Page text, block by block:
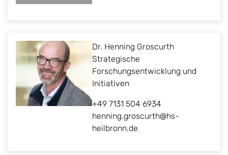
Dr. Henning Groscurth
Strategische
Forschungsentwicklung und
Initiativen
+49 7131 504 6934
henning.groscurth@hs-
heilbronn.de